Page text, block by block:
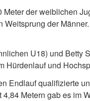
der weiblichen
der
U18) und Betty
und
Endlauf qualifizierte
Metern gab es im